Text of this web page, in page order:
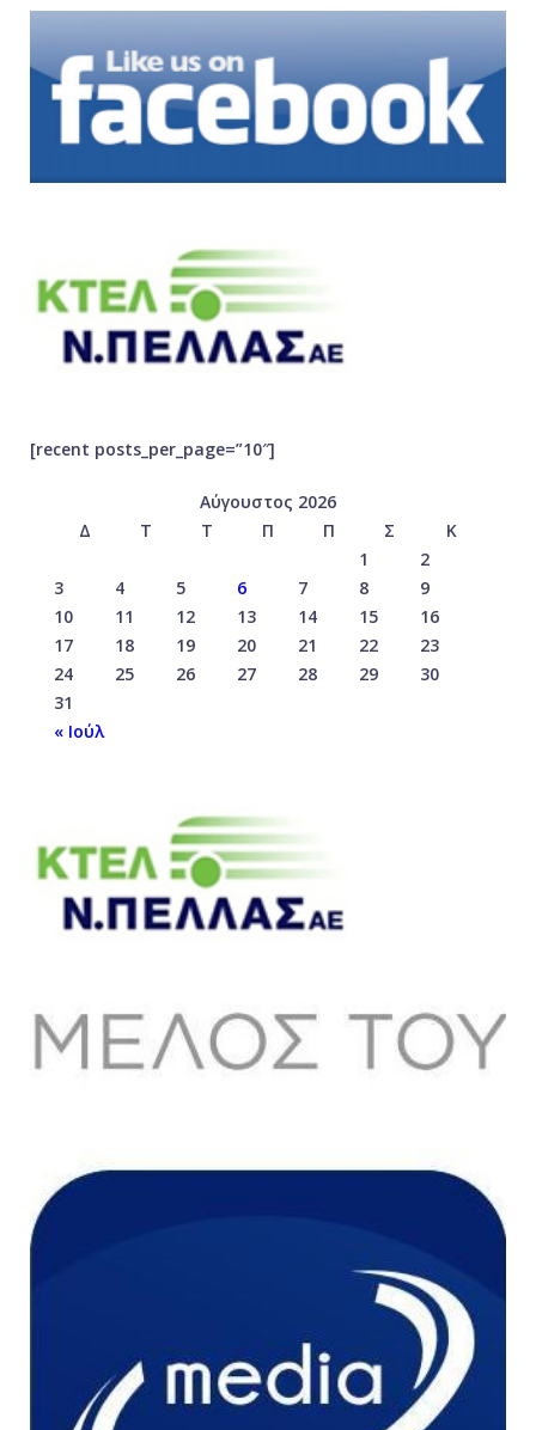
[recent posts_per_page=”10″]
Αύγουστος 2026
Δ
Τ Τ Π Π Σ
Κ
1
2
3
4 5 6 7 8
9
10
11 12 13 14 15
16
17
18 19 20 21 22
23
24
25 26 27 28 29
30
31
« Ιούλ